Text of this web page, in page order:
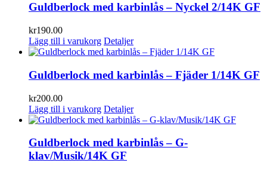
Guldberlock med karbinlås – Nyckel 2/14K GF
kr190.00
Lägg till i varukorg Detaljer
Guldberlock med karbinlås – Fjäder 1/14K GF
kr200.00
Lägg till i varukorg Detaljer
Guldberlock med karbinlås – G-
klav/Musik/14K GF